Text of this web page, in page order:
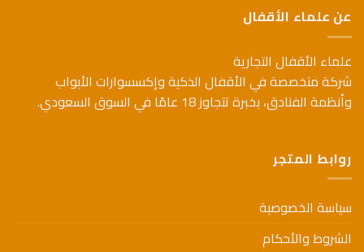
المختلفة
لهذا
يمكن
اختيار
الخيارات
المنتج
يمكن
اختيار
الخيارات
عن علماء الأقفال
علماء الأقفال التجارية
شركة متخصصة في الأقفال الذكية وإكسسوارات الأبواب
وأنظمة الفنادق، بخبرة تتجاوز 18 عامًا في السوق السعودي.
روابط المتجر
سياسة الخصوصية
الشروط والأحكام